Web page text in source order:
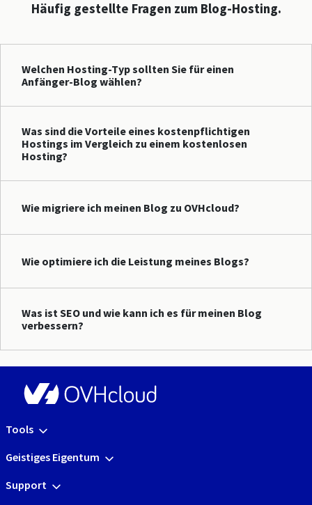
Häufig gestellte Fragen zum Blog-Hosting.
Welchen Hosting-Typ sollten Sie für einen
Anfänger-Blog wählen?
Was sind die Vorteile eines kostenpflichtigen
Hostings im Vergleich zu einem kostenlosen
Hosting?
Wie migriere ich meinen Blog zu OVHcloud?
Wie optimiere ich die Leistung meines Blogs?
Was ist SEO und wie kann ich es für meinen Blog
verbessern?
Tools
Geistiges Eigentum
Support